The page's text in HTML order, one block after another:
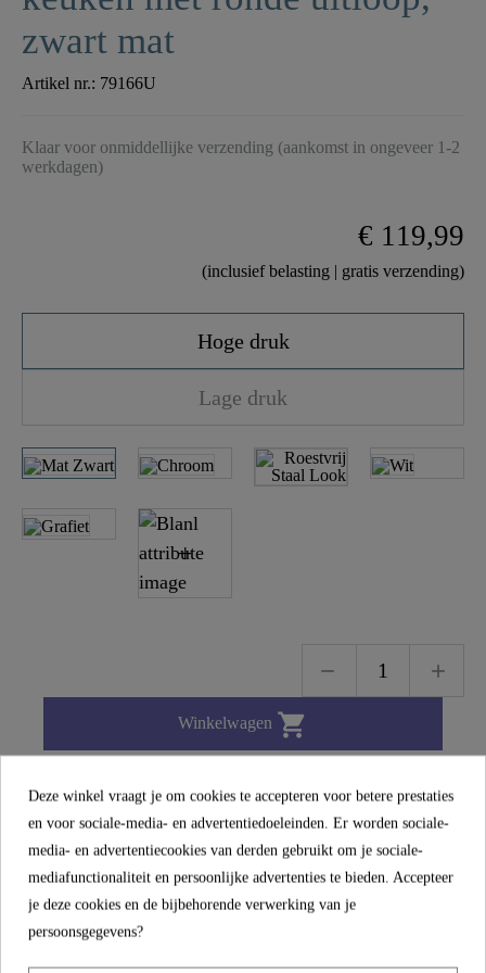
zwart mat
Artikel nr.: 79166U
Klaar voor onmiddellijke verzending (aankomst in ongeveer 1-2
werkdagen)
€ 119,99
(inclusief belasting | gratis verzending)
Hoge druk
Lage druk
Winkelwagen 
BESCHRIJVING
CORNWALL mengkraan keuken met ronde
uitloop, zwart mat - 79166U
Deze winkel vraagt je om cookies te accepteren voor betere prestaties
en voor sociale-media- en advertentiedoeleinden. Er worden sociale-
media- en advertentiecookies van derden gebruikt om je sociale-
mediafunctionaliteit en persoonlijke advertenties te bieden. Accepteer
je deze cookies en de bijbehorende verwerking van je
persoonsgegevens?